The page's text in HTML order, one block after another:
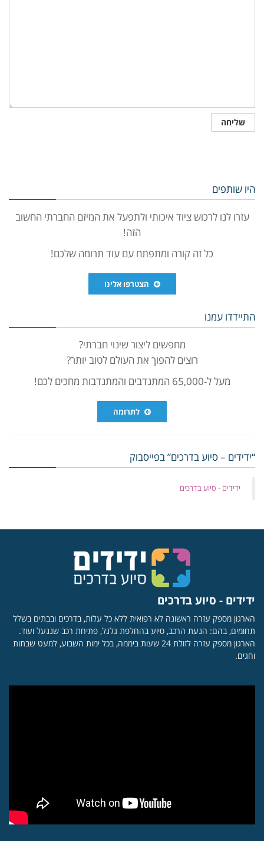
היו שותפים
עזרו לנו לרכוש ציוד איכותי ולתפעל את המיזם החברתי החשוב
הזה!
כל זה קורה ומתפתח עם עוד תרומה שלכם!
הצטרפו אלינו
התיידדו עמנו
מחפשים ליצור שינוי חברתי?
רוצים להפוך את העולם לטוב יותר?
מעל ל-65,000 המתנדבים והמתנדבות מחכים לכם!
לתרומה
“ידידים – סיוע בדרכים” בפייסבוק
‏ידידים - סיוע בדרכים
ידידים - סיוע בדרכים
הארגון מספק עזרה ראשונה לא רפואית ללא כל עלות, בדרכים ובבתים בשלל
תחומים, בהם: הנעת הרכב, סיוע בהחלפת גלגל, פתיחת רכב שננעל ועוד.
הארגון מספק עזרה לזולת 24 שעות ביממה, בכל ימות השבוע, למעט שבתות
וחגים.